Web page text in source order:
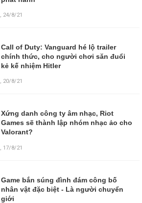
, 24/8/21
Call of Duty: Vanguard hé lộ trailer
chính thức, cho người chơi săn đuổi
kẻ kế nhiệm Hitler
, 20/8/21
Xứng danh công ty âm nhạc, Riot
Games sẽ thành lập nhóm nhạc ảo cho
Valorant?
17/8/21
Game bắn súng đình đám công bố
nhân vật đặc biệt - Là người chuyển
giới